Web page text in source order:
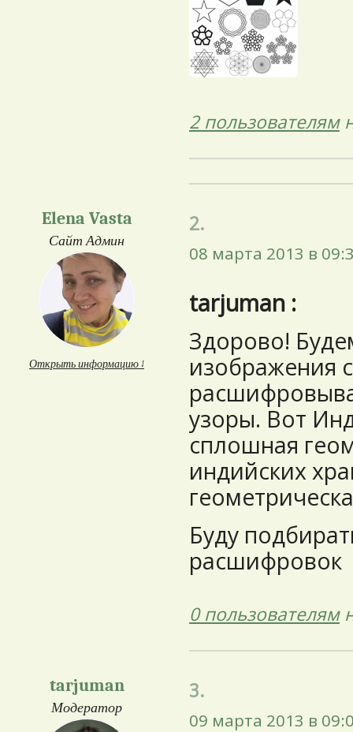
2 пользователям
Elena Vasta
Сайт Админ
Открыть информацию ↓
2.
08 марта 2013 в
tarjuman :
Здорово!
изображения
узоры. Вот
сплошная
индийских
Буду
расшифровок
0 пользователям
tarjuman
Модератор
3.
09 марта 2013 в